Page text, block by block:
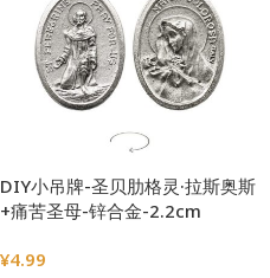
DIY小吊牌-圣贝肋格灵·拉斯奥斯
+痛苦圣母-锌合金-2.2cm
¥4.99